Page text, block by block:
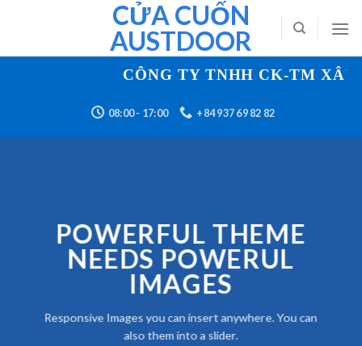
CỬA CUỐN
AUSTDOOR
CÔNG TY TNHH CK-TM XÂY
08:00 - 17:00 +84 937 69 82 82
POWERFUL THEME
NEEDS POWERUL
IMAGES
Responsive Images you can insert anywhere. You can
also them into a slider.